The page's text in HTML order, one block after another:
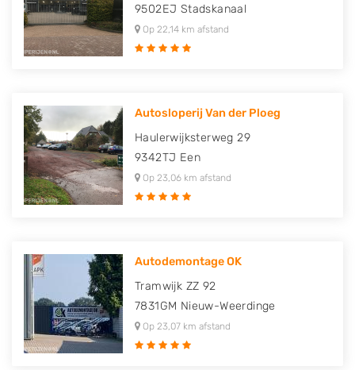
9502EJ Stadskanaal
Op 22,14 km afstand
Autosloperij Van der Ploeg
Haulerwijksterweg 29
9342TJ Een
Op 23,06 km afstand
Autodemontage OK
Tramwijk ZZ 92
7831GM Nieuw-Weerdinge
Op 23,07 km afstand